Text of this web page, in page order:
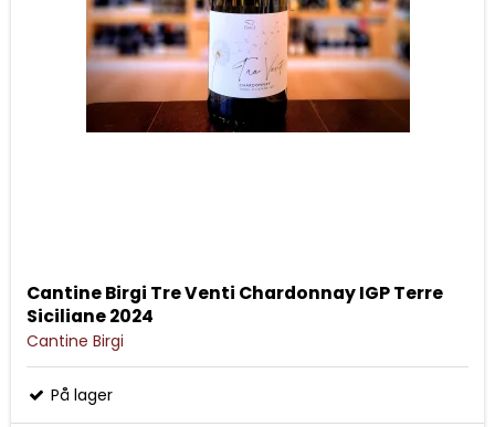
Cantine Birgi Tre Venti Chardonnay IGP Terre
Siciliane 2024
Cantine Birgi
På lager